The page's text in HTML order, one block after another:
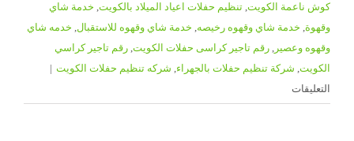
كوش ناعمة الكويت, تنظيم حفلات اعياد الميلاد بالكويت, خدمة شاي
وقهوة, خدمة شاي وقهوه رخيصه, خدمة شاي وقهوه للاستقبال, خدمه شاي
وقهوه وعصير , رقم تاجير كراسى حفلات الكويت, رقم تاجير كراسي
الكويت, شركة تنظيم حفلات بالجهراء, شركه تنظيم حفلات الكويت |
التعليقات